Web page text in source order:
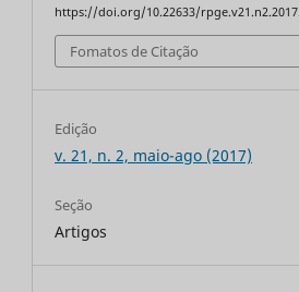
https://doi.org/10.22633/
Fomatos de Citação
Edição
v. 21, n. 2, maio-ago (2017)
Seção
Artigos